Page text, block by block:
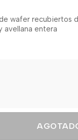
wafer recubiertos
avellana entera